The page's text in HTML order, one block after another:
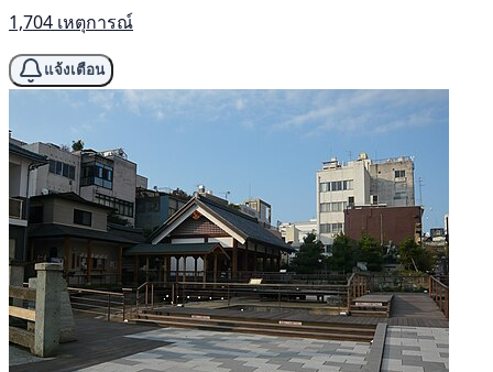
1,704 เหตุการณ์
แจ้งเตือน